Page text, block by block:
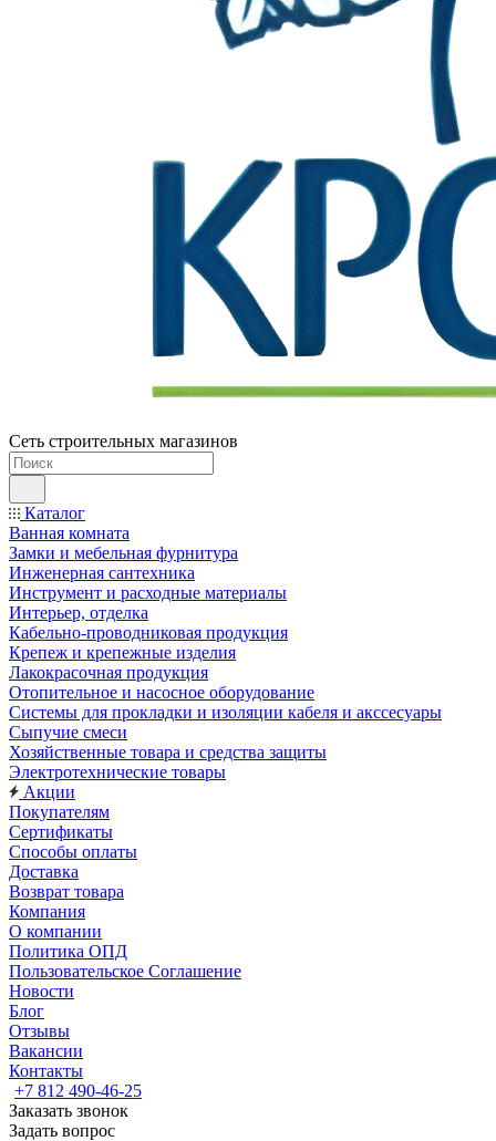
Сеть строительных магазинов
Каталог
Ванная комната
Замки и мебельная фурнитура
Инженерная сантехника
Инструмент и расходные материалы
Интерьер, отделка
Кабельно-проводниковая продукция
Крепеж и крепежные изделия
Лакокрасочная продукция
Отопительное и насосное оборудование
Системы для прокладки и изоляции кабеля и акссесуары
Сыпучие смеси
Хозяйственные товара и средства защиты
Электротехнические товары
Акции
Покупателям
Сертификаты
Способы оплаты
Доставка
Возврат товара
Компания
О компании
Политика ОПД
Пользовательское Соглашение
Новости
Блог
Отзывы
Вакансии
Контакты
+7 812 490-46-25
Заказать звонок
Задать вопрос